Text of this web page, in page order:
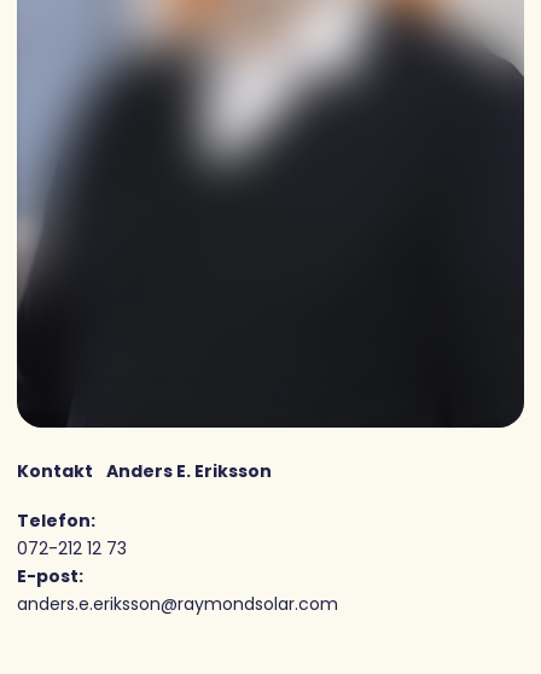
Kontakt Anders E. Eriksson
Telefon:
072-212 12 73
E-post:
anders.e.eriksson@raymondsolar.com